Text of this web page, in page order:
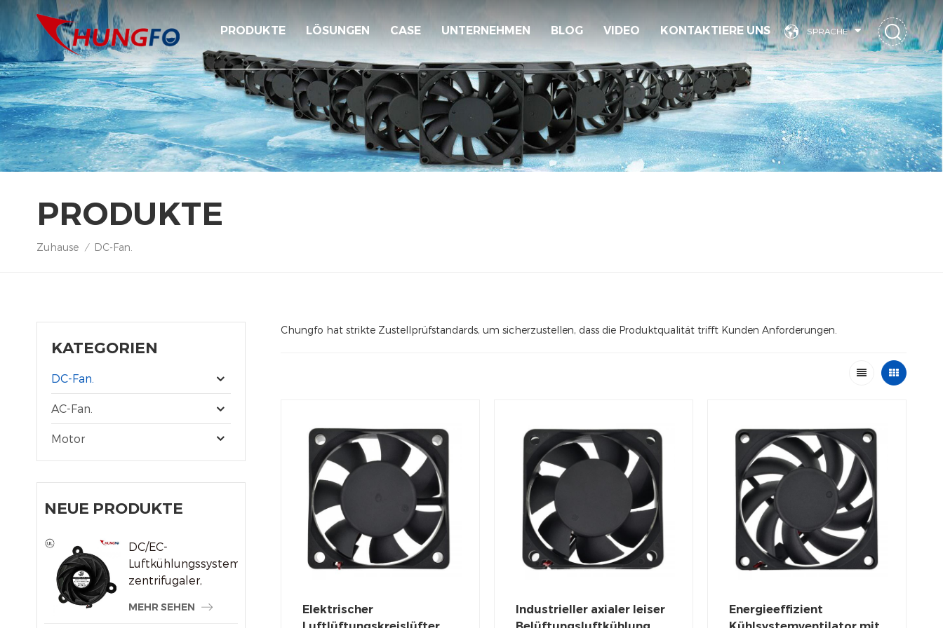
SPRACHE
PRODUKTE LÖSUNGEN CASE UNTERNEHMEN BLOG VIDEO KONTAKTIERE UNS
PRODUKTE
Zuhause / DC-Fan.
KATEGORIEN
DC-Fan.
AC-Fan.
Motor
NEUE PRODUKTE
DC/EC-
Luftkühlungssystem,
zentrifugaler,
Kühlerlüfter
MEHR SEHEN
Chungfo hat strikte Zustellprüfstandards, um sicherzustellen, dass die Produktqualität trifft Kunden Anforderungen.
Elektrischer
Industrieller axialer leiser
Energieeffizient